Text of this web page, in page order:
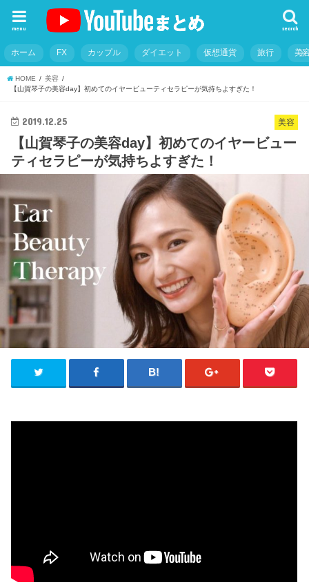
search
menu
ホーム FX カップル ダイエット 仮想通貨 旅行 美
HOME
美容
【山賀琴子の美容day】初めてのイヤービューティセラピーが気持ちよすぎた！
美容
2019.12.25
【山賀琴子の美容day】初めてのイヤービュー
ティセラピーが気持ちよすぎた！